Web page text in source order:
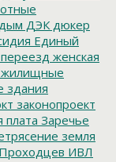
дым ДЭК дюкер
Единый
женская
жилищные
здания
законопроект
плата Заречье
земля
ИВЛ